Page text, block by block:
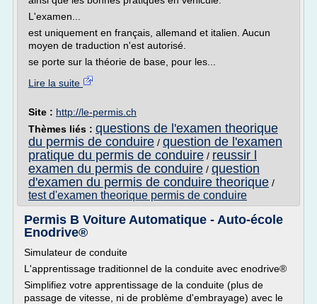
L'examen...
est uniquement en français, allemand et italien. Aucun
moyen de traduction n'est autorisé.
se porte sur la théorie de base, pour les...
Lire la suite
Site : http://le-permis.ch
Thèmes liés : questions de l'examen theorique
du permis de conduire / question de l'examen
pratique du permis de conduire / reussir l
examen du permis de conduire / question
d'examen du permis de conduire theorique /
test d'examen theorique permis de conduire
Permis B Voiture Automatique - Auto-école
Enodrive®
Simulateur de conduite
L'apprentissage traditionnel de la conduite avec enodrive®
Simplifiez votre apprentissage de la conduite (plus de
passage de vitesse, ni de problème d'embrayage) avec le